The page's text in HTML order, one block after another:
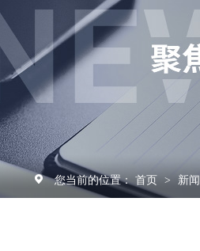
您当前的位置： 首页 > 新